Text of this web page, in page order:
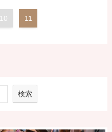
10 11
検索